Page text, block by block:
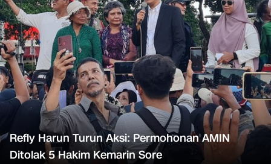
Refly Harun Turun Aksi: Permohonan AMIN
Ditolak 5 Hakim Kemarin Sore